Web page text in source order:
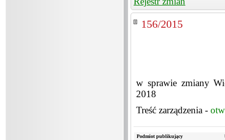
156/2015
w sprawie zmiany
2018
Treść zarządzenia -
Podmiot publikujący